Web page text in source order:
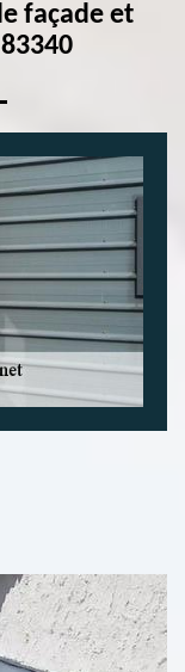
façade et